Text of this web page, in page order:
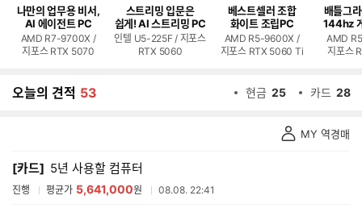
나만의 업무용 비서,
AI 에이전트 PC
AMD R7-9700X /
지포스 RTX 5070
스트리밍 입문은
쉽게! AI 스트리밍 PC
인텔 U5-225F / 지포스
RTX 5060
베스트셀러 조합
화이트 조립PC
AMD R5-9600X /
지포스 RTX 5060 Ti
배틀그
144hz
AMD
지포스
오늘의 견적 53 현금 25 카드 28
견
적
MY 역경매
[카드] 5년 사용할 컴퓨터
진행 평균가 5,641,000원 08.08. 22:41